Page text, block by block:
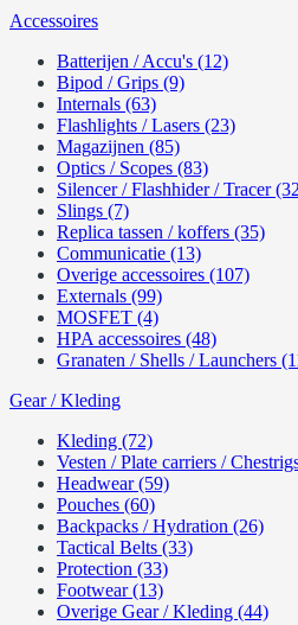
Accessoires
Batterijen / Accu's (12)
Bipod / Grips (9)
Internals (63)
Flashlights / Lasers (23)
Magazijnen (85)
Optics / Scopes (83)
Silencer / Flashhider / Tracer
Slings (7)
Replica tassen / koffers (35)
Communicatie (13)
Overige accessoires (107)
Externals (99)
MOSFET (4)
HPA accessoires (48)
Granaten / Shells / Launchers
Gear / Kleding
Kleding (72)
Vesten / Plate carriers /
Headwear (59)
Pouches (60)
Backpacks / Hydration (26)
Tactical Belts (33)
Protection (33)
Footwear (13)
Overige Gear / Kleding (44)